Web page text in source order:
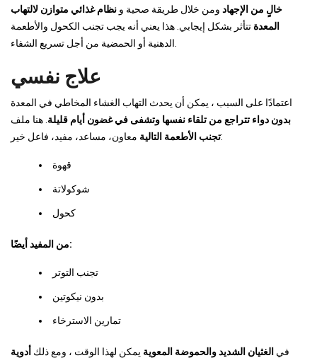
خالٍ من الإجهاد ومن خلال طريقة صحية و نظام غذائي متوازن لالتهاب
المعدة تتأثر بشكل إيجابي. هذا يعني أنه يجب تجنب الكحول والأطعمة
علاج نفسي
اعتمادًا على السبب ، يمكن أن يحدث التهاب الغشاء المخاطي في المعدة
بدون دواء تتراجع من تلقاء نفسها وتشفى في غضون أيام قليلة . هنا ملف
تجنب الأطعمة التاليةمعاون، مساعد، مفيد، فاعل خير:
قهوة
شوكولاتة
كحول
من المفيد أيضًا:
تجنب التوتر
بدون نيكوتين
تمارين الاسترخاء
في الغثيان الشديد والحموضة المعوية يمكن لهذا الوقت ، ومع ذلك أدوية